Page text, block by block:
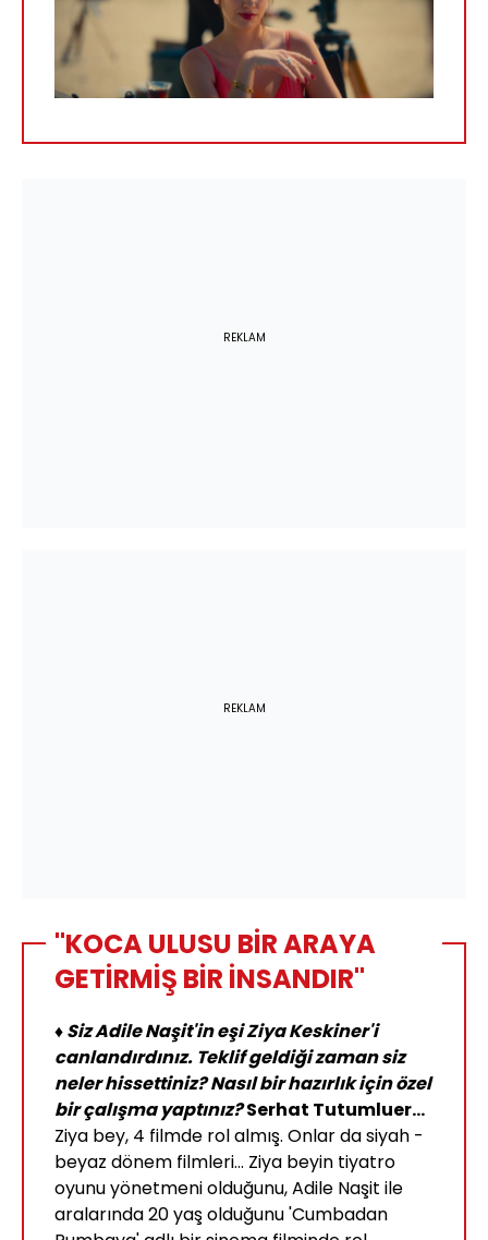
REKLAM
REKLAM
"KOCA ULUSU BİR ARAYA
GETİRMİŞ BİR İNSANDIR"
♦ Siz Adile Naşit'in eşi Ziya Keskiner'i
canlandırdınız. Teklif geldiği zaman siz
neler hissettiniz? Nasıl bir hazırlık için özel
bir çalışma yaptınız?Serhat Tutumluer...
Ziya bey, 4 filmde rol almış. Onlar da siyah -
beyaz dönem filmleri... Ziya beyin tiyatro
oyunu yönetmeni olduğunu, Adile Naşit ile
aralarında 20 yaş olduğunu 'Cumbadan